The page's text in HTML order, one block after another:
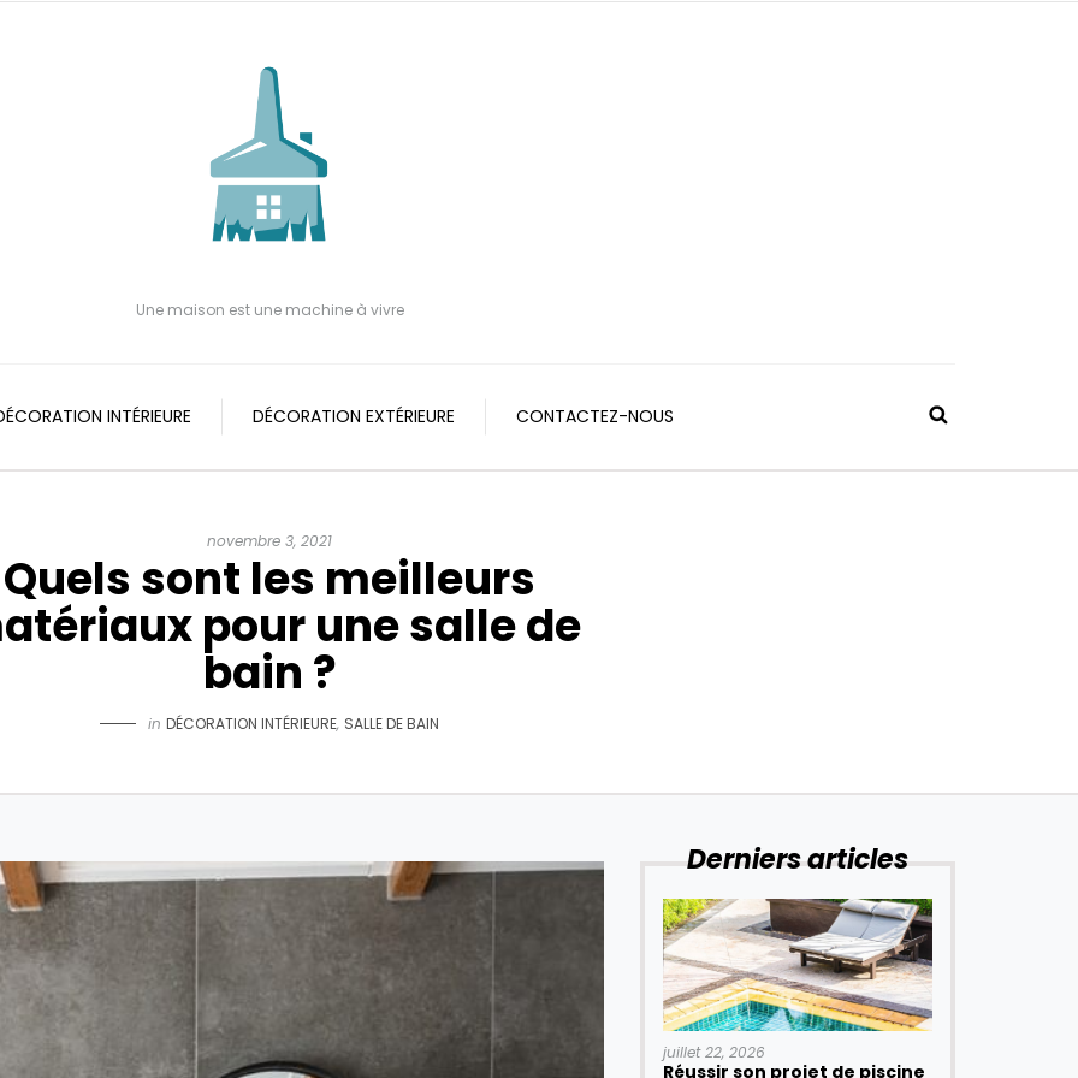
Une maison est une machine à vivre
INTÉRIEURE DÉCORATION EXTÉRIEURE CONTACTEZ-NOUS
novembre 3, 2021
Quels sont les meilleurs
pour une salle de
bain ?
in DÉCORATION INTÉRIEURE, SALLE DE BAIN
Derniers articles
juillet 22, 2026
Réussir son projet de piscine